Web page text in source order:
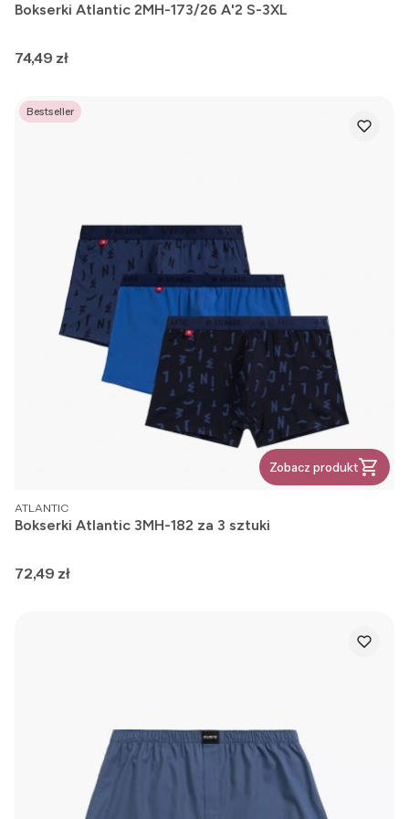
Bokserki Atlantic 2MH-173/26 A'2 S-3XL
Cena
74,49 zł
Bestseller
Zobacz produkt
PRODUCENT
ATLANTIC
Bokserki Atlantic 3MH-182 za 3 sztuki
Cena
72,49 zł